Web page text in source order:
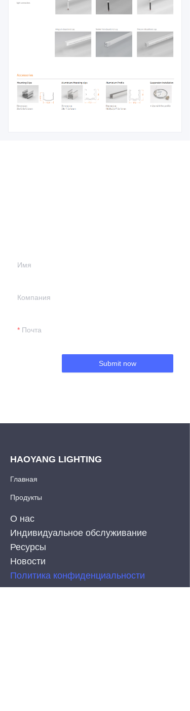
Имя
Компания
Почта
Submit now
HAOYANG LIGHTING
Главная
Продукты
О нас
Индивидуальное обслуживание
Ресурсы
Новости
Политика конфиденциальности